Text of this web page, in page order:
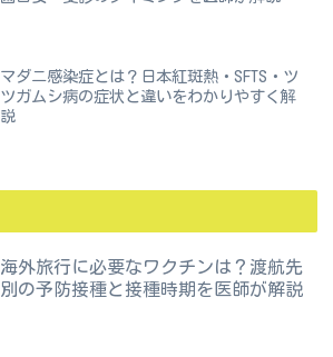
マダニ感染症とは？日本紅斑熱・SFTS・ツ
ツガムシ病の症状と違いをわかりやすく解
説
海外旅行に必要なワクチンは？渡航先
別の予防接種と接種時期を医師が解説